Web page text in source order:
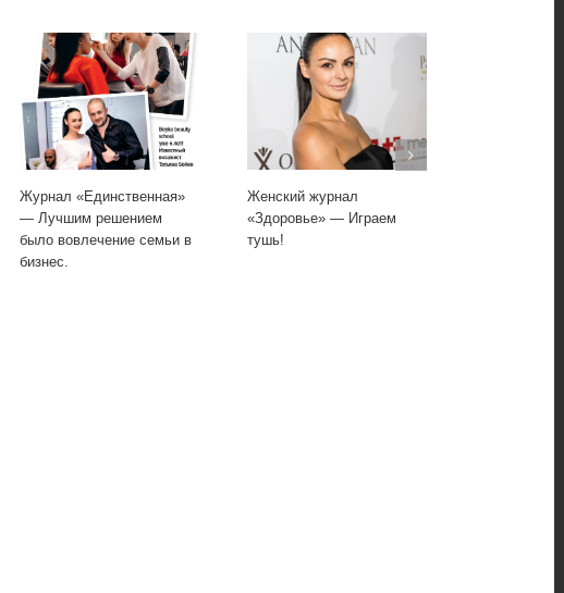
Журнал «Единственная»
— Лучшим решением
было вовлечение семьи в
бизнес.
Женский журнал
«Здоровье» — Играем
тушь!